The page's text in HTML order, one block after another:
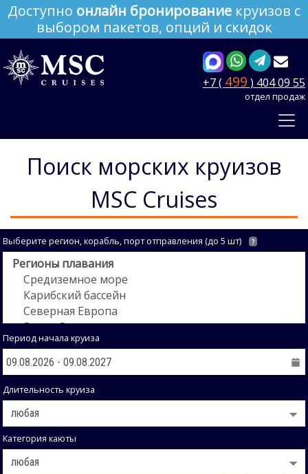
Доступно онлайн бронирование круизов с
выбором пакетов, опций и скидок
+7 ( 499 ) 404 09 55
отдел продаж
Поиск морских круизов
MSC Cruises
Выберите регион, корабль, порт отправления (до 5 шт) ?
Период начала круиза
Длительность круиза
Категория каюты